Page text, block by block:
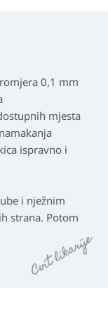
0,1 mm
mjesta
ispravno i
i nježnim
strana. Potom